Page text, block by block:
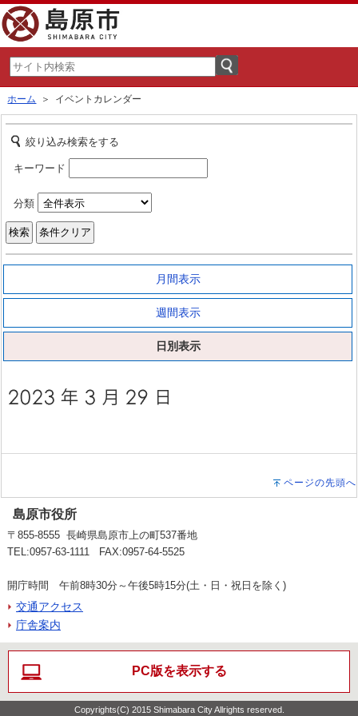
ホーム ＞ イベントカレンダー
絞り込み検索をする
キーワード
分類
月間表示
週間表示
日別表示
ページの先頭へ
島原市役所
〒855-8555 長崎県島原市上の町537番地
TEL:0957-63-1111 FAX:0957-64-5525
開庁時間 午前8時30分～午後5時15分(土・日・祝日を除く)
交通アクセス
庁舎案内
PC版を表示する
Copyrights(C) 2015 Shimabara City Allrights reserved.